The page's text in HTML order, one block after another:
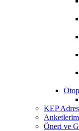
KEP
Öneri ve